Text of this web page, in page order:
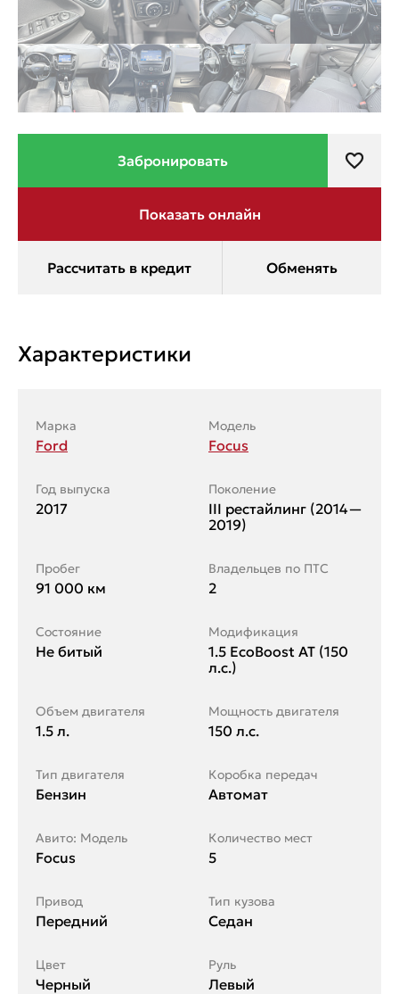
Характеристики
Марка
Ford
Модель
Focus
Год выпуска
2017
Поколение
III рестайлинг (2014—
2019)
Пробег
91 000 км
Владельцев по ПТС
2
Состояние
Не битый
Модификация
1.5 EcoBoost AT (150
л.с.)
Объем двигателя
1.5 л.
Мощность двигателя
150 л.с.
Тип двигателя
Бензин
Коробка передач
Автомат
Авито: Модель
Focus
Количество мест
5
Привод
Передний
Тип кузова
Седан
Цвет
Черный
Руль
Левый